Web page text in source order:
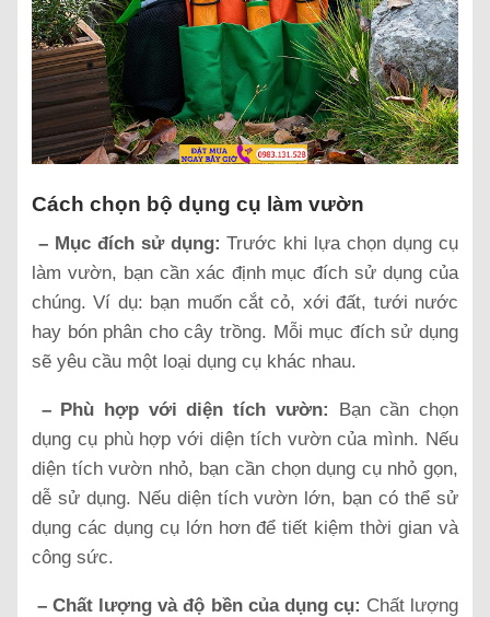
Cách chọn bộ dụng cụ làm vườn
– Mục đích sử dụng: Trước khi lựa chọn dụng cụ
làm vườn, bạn cần xác định mục đích sử dụng của
chúng. Ví dụ: bạn muốn cắt cỏ, xới đất, tưới nước
hay bón phân cho cây trồng. Mỗi mục đích sử dụng
sẽ yêu cầu một loại dụng cụ khác nhau.
– Phù hợp với diện tích vườn:
Bạn cần chọn
dụng cụ phù hợp với diện tích vườn của mình. Nếu
diện tích vườn nhỏ, bạn cần chọn dụng cụ nhỏ gọn,
dễ sử dụng. Nếu diện tích vườn lớn, bạn có thể sử
dụng các dụng cụ lớn hơn để tiết kiệm thời gian và
công sức.
– Chất lượng và độ bền của dụng cụ: Chất lượng